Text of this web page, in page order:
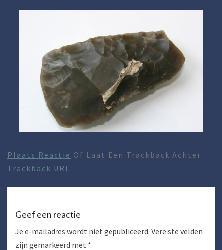
Plaats Reactie Of Laat Een Trackback Achter:
Trackback URL.
Geef een reactie
Je e-mailadres wordt niet gepubliceerd. Vereiste velden
zijn gemarkeerd met *